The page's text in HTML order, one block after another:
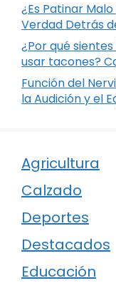
¿Es Patinar
Verdad Detrás
¿Por qué
usar tacones?
Función del
la Audición y el
Agricultura
Calzado
Deportes
Destacados
Educación